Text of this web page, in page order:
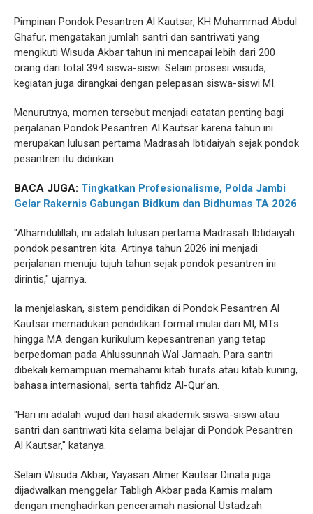
Pimpinan Pondok Pesantren Al Kautsar, KH Muhammad Abdul
Ghafur, mengatakan jumlah santri dan santriwati yang
mengikuti Wisuda Akbar tahun ini mencapai lebih dari 200
orang dari total 394 siswa-siswi. Selain prosesi wisuda,
kegiatan juga dirangkai dengan pelepasan siswa-siswi MI.
Menurutnya, momen tersebut menjadi catatan penting bagi
perjalanan Pondok Pesantren Al Kautsar karena tahun ini
merupakan lulusan pertama Madrasah Ibtidaiyah sejak pondok
pesantren itu didirikan.
BACA JUGA: Tingkatkan Profesionalisme, Polda Jambi
Gelar Rakernis Gabungan Bidkum dan Bidhumas TA 2026
"Alhamdulillah, ini adalah lulusan pertama Madrasah Ibtidaiyah
pondok pesantren kita. Artinya tahun 2026 ini menjadi
perjalanan menuju tujuh tahun sejak pondok pesantren ini
dirintis," ujarnya.
Ia menjelaskan, sistem pendidikan di Pondok Pesantren Al
Kautsar memadukan pendidikan formal mulai dari MI, MTs
hingga MA dengan kurikulum kepesantrenan yang tetap
berpedoman pada Ahlussunnah Wal Jamaah. Para santri
dibekali kemampuan memahami kitab turats atau kitab kuning,
bahasa internasional, serta tahfidz Al-Qur’an.
"Hari ini adalah wujud dari hasil akademik siswa-siswi atau
santri dan santriwati kita selama belajar di Pondok Pesantren
Al Kautsar," katanya.
Selain Wisuda Akbar, Yayasan Almer Kautsar Dinata juga
dijadwalkan menggelar Tabligh Akbar pada Kamis malam
dengan menghadirkan penceramah nasional Ustadzah